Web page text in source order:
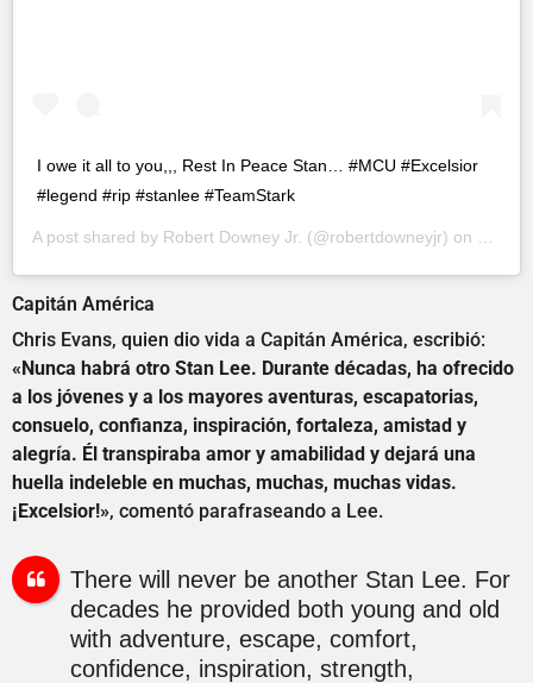
I owe it all to you,,, Rest In Peace Stan… #MCU #Excelsior
#legend #rip #stanlee #TeamStark
A post shared by Robert Downey Jr. (@robertdowneyjr) on
Capitán América
Chris Evans, quien dio vida a Capitán América, escribió:
«Nunca habrá otro Stan Lee. Durante décadas, ha ofrecido
a los jóvenes y a los mayores aventuras, escapatorias,
consuelo, confianza, inspiración, fortaleza, amistad y
alegría. Él transpiraba amor y amabilidad y dejará una
huella indeleble en muchas, muchas, muchas vidas.
¡Excelsior!», comentó parafraseando a Lee.
There will never be another Stan Lee. For
decades he provided both young and old
with adventure, escape, comfort,
confidence, inspiration, strength,